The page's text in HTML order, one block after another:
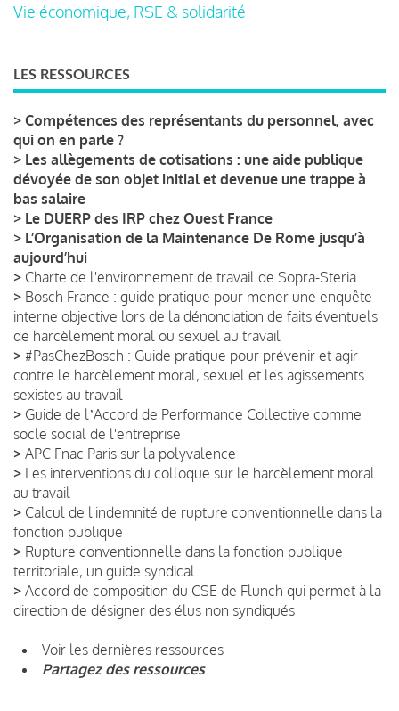
Vie économique, RSE & solidarité
LES RESSOURCES
> Compétences des représentants du personnel, avec
qui on en parle ?
> Les allègements de cotisations : une aide publique
dévoyée de son objet initial et devenue une trappe à
bas salaire
> Le DUERP des IRP chez Ouest France
> L’Organisation de la Maintenance De Rome jusqu’à
aujourd’hui
> Charte de l'environnement de travail de Sopra-Steria
> Bosch France : guide pratique pour mener une enquête
interne objective lors de la dénonciation de faits éventuels
de harcèlement moral ou sexuel au travail
> #PasChezBosch : Guide pratique pour prévenir et agir
contre le harcèlement moral, sexuel et les agissements
sexistes au travail
> Guide de lʼAccord de Performance Collective comme
socle social de l'entreprise
> APC Fnac Paris sur la polyvalence
> Les interventions du colloque sur le harcèlement moral
au travail
> Calcul de l'indemnité de rupture conventionnelle dans la
fonction publique
> Rupture conventionnelle dans la fonction publique
territoriale, un guide syndical
> Accord de composition du CSE de Flunch qui permet à la
direction de désigner des élus non syndiqués
Voir les dernières ressources
Partagez des ressources